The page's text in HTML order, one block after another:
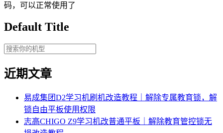
码，可以正常使用了
Default Title
近期文章
易成集团D2学习机刷机改造教程｜解除专属教育锁，解
锁自由平板使用权限
志高CHIGO Z9学习机改普通平板｜解除教育管控锁无